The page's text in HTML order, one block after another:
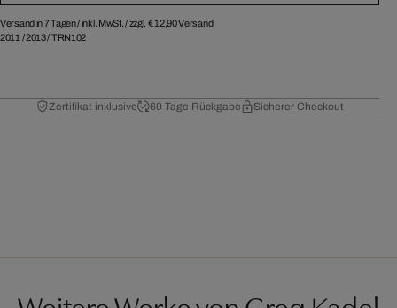
Versand in 7 Tagen /inkl. MwSt. / zzgl. € 12,90Versand
2011 /2013/TRN102
Zertifikat inklusive 60 Tage Rückgabe Sicherer Checkout